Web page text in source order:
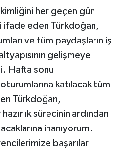
her geçen gün
ifade eden Türkdoğan,
ve tüm paydaşların iş
gelişmeye
Hafta sonu
katılacak tüm
Türkdoğan,
sürecinin ardından
inanıyorum.
başarılar